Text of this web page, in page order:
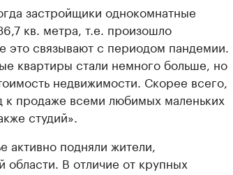
застройщики однокомнатные
кв. метра, т.е. произошло
связывают с периодом пандемии.
квартиры стали немного больше, но
недвижимости. Скорее всего,
к продаже всеми любимых маленьких
студий».
активно подняли жители,
В отличие от крупных